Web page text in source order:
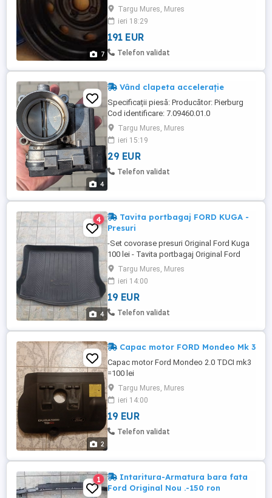
7
setul.Tel. 0770.467.317
Targu Mures, Mures
ieri 18:29
191 EUR
Telefon validat
4
Vând clapeta accelerație
Specificații piesă: Producător: Pierburg
Cod identificare: 7.09460.01.0
Compatibilitate: Compatibilă cu mașini din
grupul VAG, cu motoarele de 1.4 litri
(TSI/TFSI) și 1.6 litri (FSI) din generația
EA111. Stare: Utilizată, funcțională
Targu Mures, Mures
ieri 15:19
29 EUR
Telefon validat
4
4
Tavita portbagaj FORD KUGA -
Presuri
-Set covorase presuri Original Ford Kuga
100 lei - Tavita portbagaj Original Ford
Kuga 150 lei
Targu Mures, Mures
ieri 14:00
19 EUR
Telefon validat
2
Capac motor FORD Mondeo Mk 3
Capac motor Ford Mondeo 2.0 TDCI mk3
=100 lei
Targu Mures, Mures
ieri 14:00
19 EUR
Telefon validat
1
Intaritura-Armatura bara fata
Ford Original Nou .-150 ron